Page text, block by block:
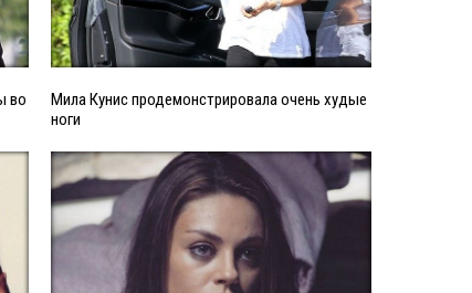
во
Мила Кунис продемонстрировала очень худые
ноги